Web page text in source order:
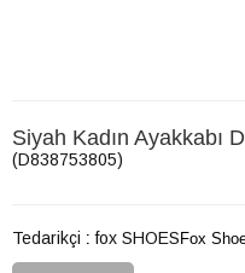
Siyah Kadın Ayakkabı
(D838753805)
Tedarikçi : fox SHOES Fox